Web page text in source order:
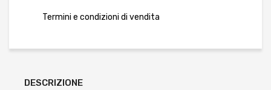
Termini e condizioni di vendita
DESCRIZIONE